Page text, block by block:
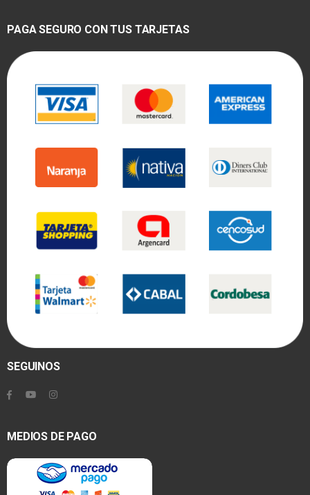
PAGA SEGURO CON TUS TARJETAS
SEGUINOS
MEDIOS DE PAGO